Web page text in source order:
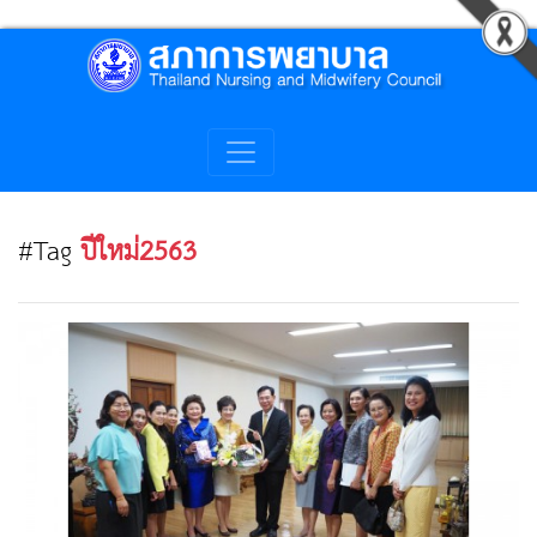
#Tagปีใหม่2563